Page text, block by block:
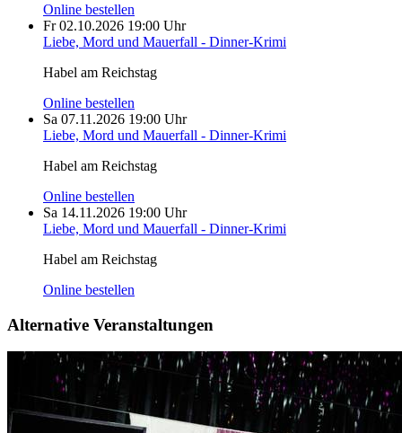
Online bestellen
Fr 02.10.2026 19:00 Uhr
Liebe, Mord und Mauerfall - Dinner-Krimi
Habel am Reichstag
Online bestellen
Sa 07.11.2026 19:00 Uhr
Liebe, Mord und Mauerfall - Dinner-Krimi
Habel am Reichstag
Online bestellen
Sa 14.11.2026 19:00 Uhr
Liebe, Mord und Mauerfall - Dinner-Krimi
Habel am Reichstag
Online bestellen
Alternative Veranstaltungen